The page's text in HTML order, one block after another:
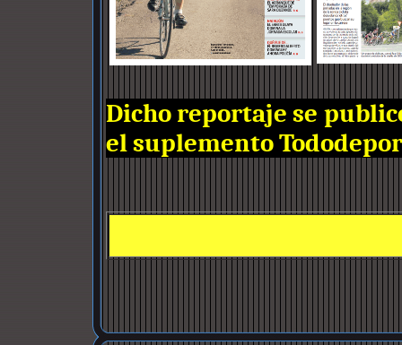
Dicho reportaje se
el suplemento